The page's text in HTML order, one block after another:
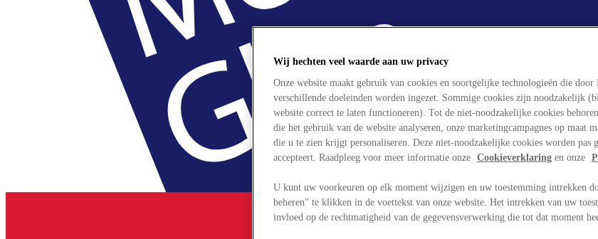
Wij hechten veel waarde aan uw privacy
Onze website maakt gebruik van cookies en soortgelijke technologieën die
verschillende doeleinden worden ingezet. Sommige cookies zijn noodzakelijk
website correct te laten functioneren). Tot de niet-noodzakelijke cookies
die het gebruik van de website analyseren, onze marketingcampagnes op maat
die u te zien krijgt personaliseren. Deze niet-noodzakelijke cookies worden pas
accepteert. Raadpleeg voor meer informatie onze Cookieverklaring en onze
U kunt uw voorkeuren op elk moment wijzigen en uw toestemming intrekken
beheren" te klikken in de voettekst van onze website. Het intrekken van uw
invloed op de rechtmatigheid van de gegevensverwerking die tot dat moment